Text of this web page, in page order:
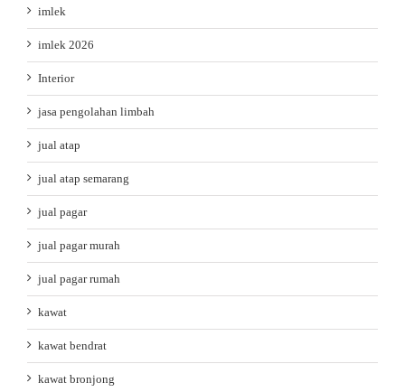
imlek
imlek 2026
Interior
jasa pengolahan limbah
jual atap
jual atap semarang
jual pagar
jual pagar murah
jual pagar rumah
kawat
kawat bendrat
kawat bronjong